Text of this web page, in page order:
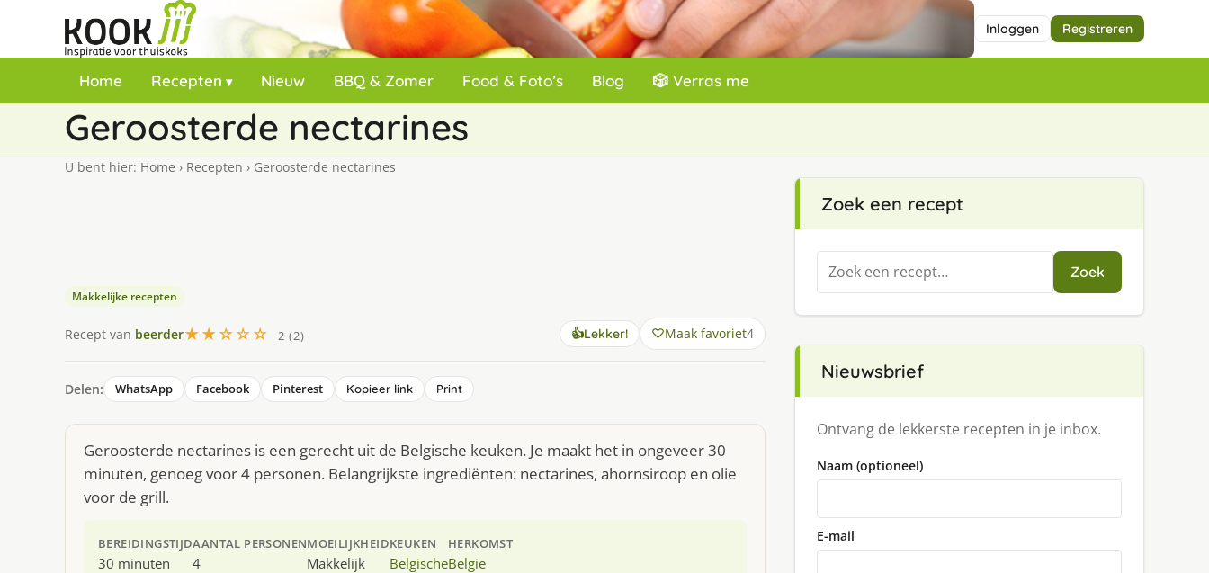
Inloggen Registreren
Home Recepten Nieuw BBQ & Zomer Food & Foto’s Blog 🎲 Verras me
Geroosterde nectarines
U bent hier: Home › Recepten › Geroosterde nectarines
Makkelijke recepten
Recept van beerder★★☆☆☆ 2 (2) 👍Lekker! Maak favoriet4
Delen: WhatsApp Facebook Pinterest Kopieer link Print
Geroosterde nectarines is een gerecht uit de Belgische keuken. Je maakt het in ongeveer 30
minuten, genoeg voor 4 personen. Belangrijkste ingrediënten: nectarines, ahornsiroop en olie
voor de grill.
BEREIDINGSTIJD
30 minuten
AANTAL PERSONEN
4
MOEILIJKHEID
Makkelijk
KEUKEN
Belgische
HERKOMST
Belgie
Zoek een recept
Zoeken
naar:
Zoek
Nieuwsbrief
Ontvang de lekkerste recepten in je inbox.
Naam (optioneel)
E-mail